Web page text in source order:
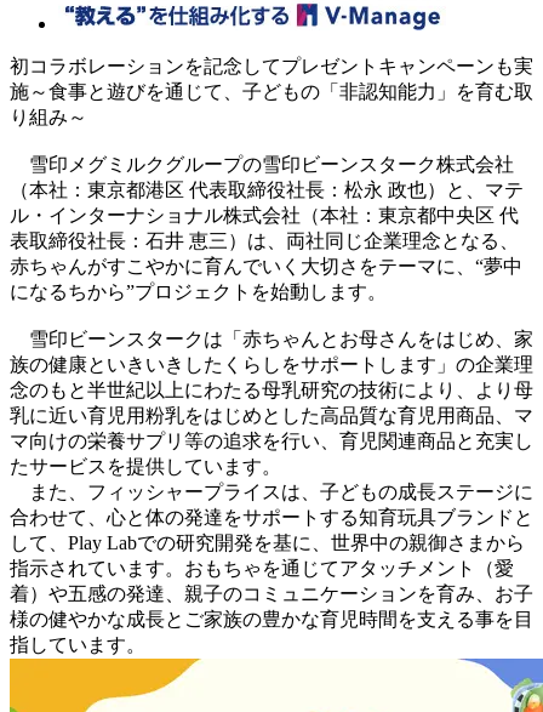
初コラボレーションを記念してプレゼントキャンペーンも実
施～食事と遊びを通じて、子どもの「非認知能力」を育む取
り組み～
雪印メグミルクグループの雪印ビーンスターク株式会社
（本社：東京都港区 代表取締役社長：松永 政也）と、マテ
ル・インターナショナル株式会社（本社：東京都中央区 代
表取締役社長：石井 恵三）は、両社同じ企業理念となる、
赤ちゃんがすこやかに育んでいく大切さをテーマに、“夢中
になるちから”プロジェクトを始動します。
雪印ビーンスタークは「赤ちゃんとお母さんをはじめ、家
族の健康といきいきしたくらしをサポートします」の企業理
念のもと半世紀以上にわたる母乳研究の技術により、より母
乳に近い育児用粉乳をはじめとした高品質な育児用商品、マ
マ向けの栄養サプリ等の追求を行い、育児関連商品と充実し
たサービスを提供しています。
また、フィッシャープライスは、子どもの成長ステージに
合わせて、心と体の発達をサポートする知育玩具ブランドと
して、Play Labでの研究開発を基に、世界中の親御さまから
指示されています。おもちゃを通じてアタッチメント（愛
着）や五感の発達、親子のコミュニケーションを育み、お子
様の健やかな成長とご家族の豊かな育児時間を支える事を目
指しています。